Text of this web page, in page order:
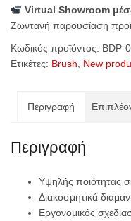
Νυχιών
με
Virtual Showroom
Ζωντανή παρουσίαση
Κωδικός προϊόντος: BDP-
Ετικέτες: Brush New
Περιγραφή
Περιγραφή
Υψηλής ποιότητας
Διακοσμητικά
Εργονομικός